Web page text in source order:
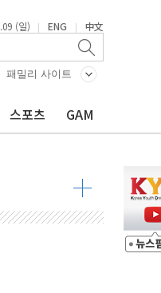
(일) | ENG | 中文
패밀리 사이트
스포츠 GAM
44.53%
길 5.83%
길 7.76%